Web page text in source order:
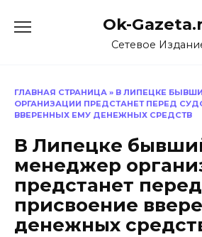
Ok-
Сетевое
ГЛАВНАЯ СТРАНИЦА » В ЛИПЕЦКЕ
ОРГАНИЗАЦИИ ПРЕДСТАНЕТ ПЕРЕД
ВВЕРЕННЫХ ЕМУ ДЕНЕЖНЫХ СРЕДСТВ
В Липецке
менеджер
предстанет
присвоение
денежных